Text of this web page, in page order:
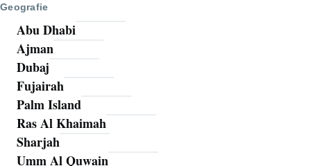
Geografie
Abu Dhabi
Ajman
Dubaj
Fujairah
Palm Island
Ras Al Khaimah
Sharjah
Umm Al Quwain